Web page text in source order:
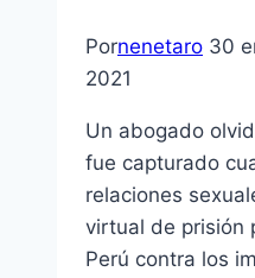
Pornenetaro 30
2021
Un abogado
fue capturado
relaciones
virtual de prisión
Perú contra los